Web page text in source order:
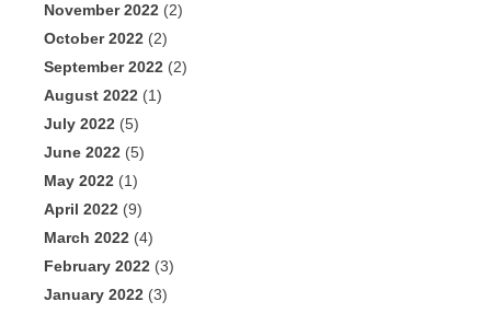
November 2022 (2)
October 2022 (2)
September 2022 (2)
August 2022 (1)
July 2022 (5)
June 2022 (5)
May 2022 (1)
April 2022 (9)
March 2022 (4)
February 2022 (3)
January 2022 (3)